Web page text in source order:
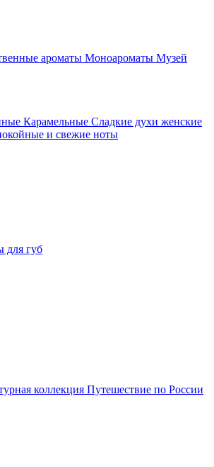
ароматы Моноароматы Музей
Карамельные Сладкие духи женские
и свежие ноты
для губ
коллекция Путешествие по России